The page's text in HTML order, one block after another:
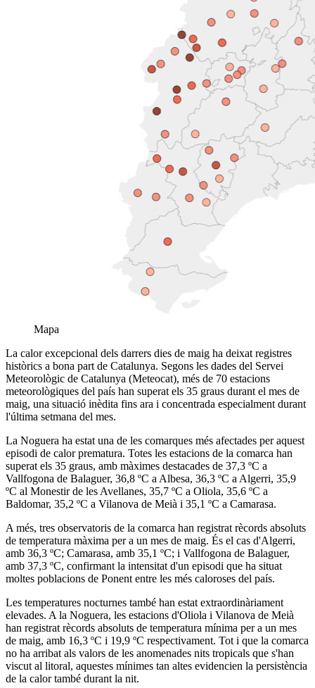
Mapa
La calor excepcional dels darrers dies de maig ha deixat registres
històrics a bona part de Catalunya. Segons les dades del Servei
Meteorològic de Catalunya (Meteocat), més de 70 estacions
meteorològiques del país han superat els 35 graus durant el mes de
maig, una situació inèdita fins ara i concentrada especialment durant
l'última setmana del mes.
La Noguera ha estat una de les comarques més afectades per aquest
episodi de calor prematura. Totes les estacions de la comarca han
superat els 35 graus, amb màximes destacades de 37,3 ºC a
Vallfogona de Balaguer, 36,8 ºC a Albesa, 36,3 ºC a Algerri, 35,9
ºC al Monestir de les Avellanes, 35,7 ºC a Oliola, 35,6 ºC a
Baldomar, 35,2 ºC a Vilanova de Meià i 35,1 ºC a Camarasa.
A més, tres observatoris de la comarca han registrat rècords absoluts
de temperatura màxima per a un mes de maig. És el cas d'Algerri,
amb 36,3 ºC; Camarasa, amb 35,1 ºC; i Vallfogona de Balaguer,
amb 37,3 ºC, confirmant la intensitat d'un episodi que ha situat
moltes poblacions de Ponent entre les més caloroses del país.
Les temperatures nocturnes també han estat extraordinàriament
elevades. A la Noguera, les estacions d'Oliola i Vilanova de Meià
han registrat rècords absoluts de temperatura mínima per a un mes
de maig, amb 16,3 ºC i 19,9 ºC respectivament. Tot i que la comarca
no ha arribat als valors de les anomenades nits tropicals que s'han
viscut al litoral, aquestes mínimes tan altes evidencien la persistència
de la calor també durant la nit.